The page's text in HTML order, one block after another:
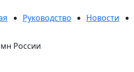
Руководство Новости
России